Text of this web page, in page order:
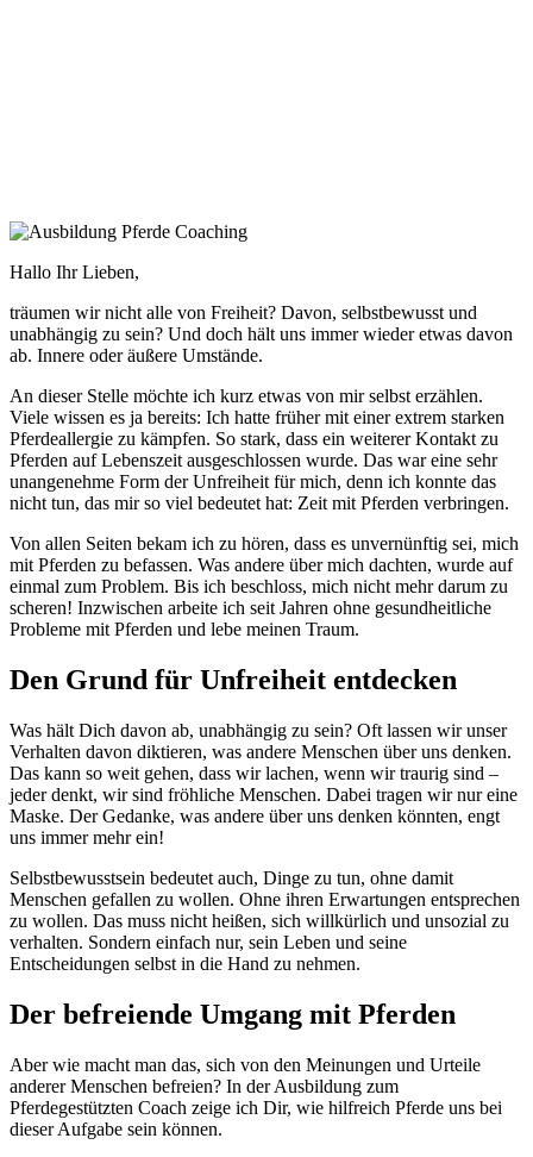
Hallo Ihr Lieben,
träumen wir nicht alle von Freiheit? Davon, selbstbewusst und
unabhängig zu sein? Und doch hält uns immer wieder etwas davon
ab. Innere oder äußere Umstände.
An dieser Stelle möchte ich kurz etwas von mir selbst erzählen.
Viele wissen es ja bereits: Ich hatte früher mit einer extrem starken
Pferdeallergie zu kämpfen. So stark, dass ein weiterer Kontakt zu
Pferden auf Lebenszeit ausgeschlossen wurde. Das war eine sehr
unangenehme Form der Unfreiheit für mich, denn ich konnte das
nicht tun, das mir so viel bedeutet hat: Zeit mit Pferden verbringen.
Von allen Seiten bekam ich zu hören, dass es unvernünftig sei, mich
mit Pferden zu befassen. Was andere über mich dachten, wurde auf
einmal zum Problem. Bis ich beschloss, mich nicht mehr darum zu
scheren! Inzwischen arbeite ich seit Jahren ohne gesundheitliche
Probleme mit Pferden und lebe meinen Traum.
Den Grund für Unfreiheit entdecken
Was hält Dich davon ab, unabhängig zu sein? Oft lassen wir unser
Verhalten davon diktieren, was andere Menschen über uns denken.
Das kann so weit gehen, dass wir lachen, wenn wir traurig sind –
jeder denkt, wir sind fröhliche Menschen. Dabei tragen wir nur eine
Maske. Der Gedanke, was andere über uns denken könnten, engt
uns immer mehr ein!
Selbstbewusstsein bedeutet auch, Dinge zu tun, ohne damit
Menschen gefallen zu wollen. Ohne ihren Erwartungen entsprechen
zu wollen. Das muss nicht heißen, sich willkürlich und unsozial zu
verhalten. Sondern einfach nur, sein Leben und seine
Entscheidungen selbst in die Hand zu nehmen.
Der befreiende Umgang mit Pferden
Aber wie macht man das, sich von den Meinungen und Urteile
anderer Menschen befreien? In der Ausbildung zum
Pferdegestützten Coach zeige ich Dir, wie hilfreich Pferde uns bei
dieser Aufgabe sein können.